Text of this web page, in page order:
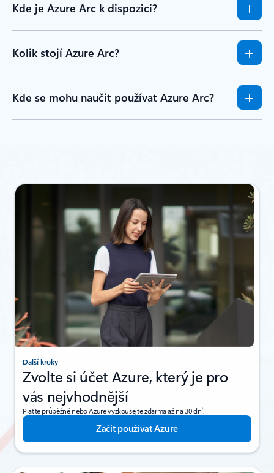
Kde je Azure Arc k dispozici?
Kolik stojí Azure Arc?
Kde se mohu naučit používat Azure Arc?
Další kroky
Zvolte si účet Azure, který je pro
vás nejvhodnější
Plaťte průběžně nebo Azure vyzkoušejte zdarma až na 30 dní.
Začít používat Azure